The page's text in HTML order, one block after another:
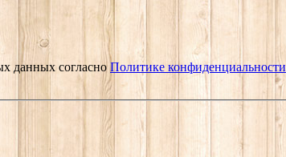
данных согласно Политике конфиденциальности